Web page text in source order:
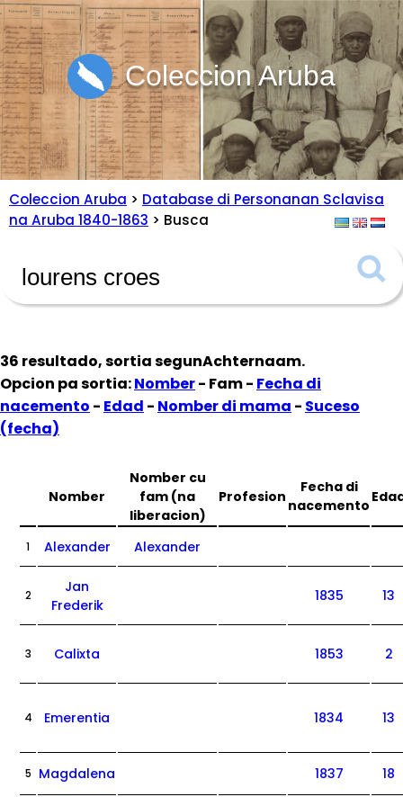
Coleccion Aruba
Coleccion Aruba > Database di Personanan Sclavisa
na Aruba 1840-1863 > Busca
36 resultado, sortia segunAchternaam.
Opcion pa sortia:Nomber- Fam - Fecha di
nacemento - Edad - Nomber di mama - Suceso
(fecha)
Nomber
Nomber cu
fam (na
liberacion)
Profesion
Fecha di
nacemento
1 Alexander Alexander
2
Jan
Frederik
1835 13
3 Calixta 1853 2
4 Emerentia 1834 13
5 Magdalena 1837 18